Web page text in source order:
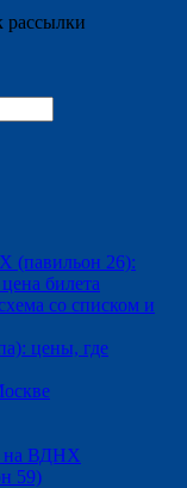
рассылки
(павильон 26):
билета
со списком и
цены, где
на ВДНХ
59)